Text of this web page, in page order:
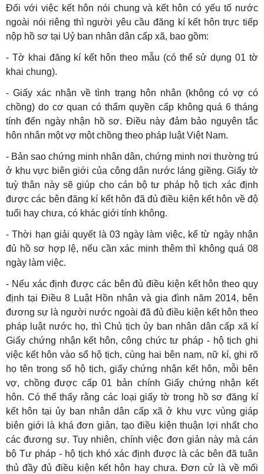
Đối với việc kết hôn nói chung và kết hôn có yếu tố nước
ngoài nói riêng thì người yêu cầu đăng kí kết hôn trực tiếp
nộp hồ sơ tại Uỷ ban nhân dân cấp xã, bao gồm:
- Tờ khai đăng kí kết hôn theo mẫu (có thể sử dụng 01 tờ
khai chung).
- Giấy xác nhận về tình trạng hôn nhân (không có vợ có
chồng) do cơ quan có thẩm quyền cấp không quá 6 tháng
tính đến ngày nhận hồ sơ. Điều này đảm bảo nguyên tắc
hôn nhân một vợ một chồng theo pháp luật Việt Nam.
- Bản sao chứng minh nhân dân, chứng minh nơi thường trú
ở khu vực biên giới của công dân nước láng giềng. Giấy tờ
tuỳ thân này sẽ giúp cho cán bộ tư pháp hộ tịch xác định
được các bên đăng kí kết hôn đã đủ điều kiện kết hôn về độ
tuổi hay chưa, có khác giới tính không.
- Thời hạn giải quyết là 03 ngày làm việc, kể từ ngày nhận
đủ hồ sơ hợp lệ, nếu cần xác minh thêm thì không quá 08
ngày làm việc.
- Nếu xác định được các bên đủ điều kiện kết hôn theo quy
định tại Điều 8 Luật Hồn nhân và gia đình năm 2014, bên
đương sự là người nước ngoài đã đủ điều kiện kết hôn theo
pháp luật nước họ, thì Chủ tịch ủy ban nhân dân cấp xã kí
Giấy chứng nhận kết hôn, công chức tư pháp - hộ tịch ghi
việc kết hôn vào sổ hộ tịch, cùng hai bên nam, nữ kí, ghi rõ
họ tên trong sổ hộ tịch, giấy chứng nhận kết hôn, mỗi bên
vợ, chồng được cấp 01 bản chính Giấy chứng nhận kết
hôn. Có thể thấy rằng các loại giấy tờ trong hồ sơ đăng kí
kết hôn tại ủy ban nhân dân cấp xã ở khu vực vùng giáp
biên giới là khá đơn giản, tạo điều kiện thuận lợi nhất cho
các đương sự. Tuy nhiên, chính việc đơn giản này mà cán
bộ Tư pháp - hộ tịch khó xác định được là các bên đã tuân
thủ đầy đủ điều kiện kết hôn hay chưa. Đơn cử là về mối